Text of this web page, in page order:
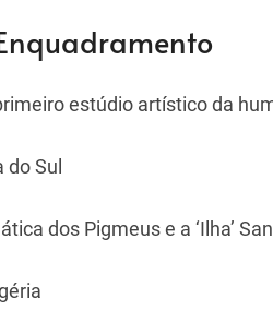
estúdio artístico da
Sul
dos Pigmeus e a ‘Ilha’